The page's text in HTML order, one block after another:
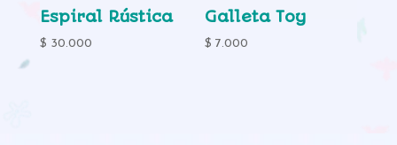
Espiral Rústica
$ 30.000
Galleta Toy
$ 7.000